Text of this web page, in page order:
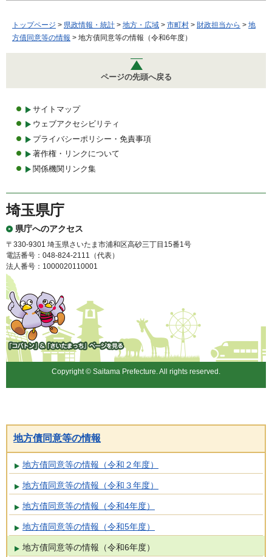
トップページ > 県政情報・統計 > 地方・広域 > 市町村 > 財政担当から > 地
方債同意等の情報 > 地方債同意等の情報（令和6年度）
ページの先頭へ戻る
サイトマップ
ウェブアクセシビリティ
プライバシーポリシー・免責事項
著作権・リンクについて
関係機関リンク集
埼玉県庁
県庁へのアクセス
〒330-9301 埼玉県さいたま市浦和区高砂三丁目15番1号
電話番号：048-824-2111（代表）
法人番号：1000020110001
「コバトン」&「さいたまっ
ち」
Copyright © Saitama Prefecture. All rights reserved.
地方債同意等の情報
地方債同意等の情報（令和２年度）
地方債同意等の情報（令和３年度）
地方債同意等の情報（令和4年度）
地方債同意等の情報（令和5年度）
地方債同意等の情報（令和6年度）